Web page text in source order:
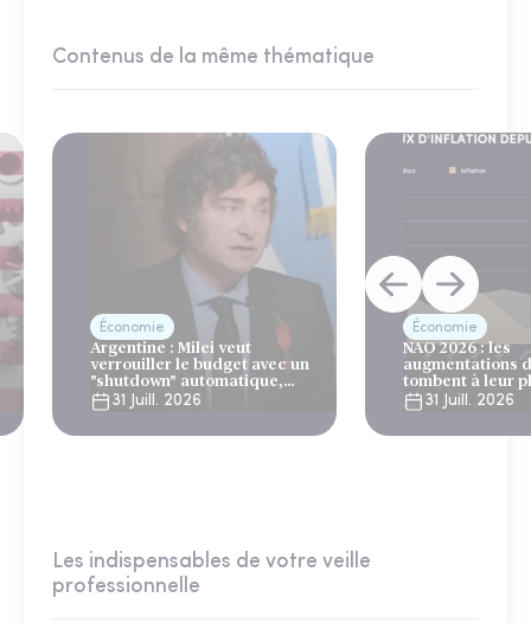
Contenus de la même thématique
Économie
Argentine : Milei veut
verrouiller le budget avec un
"shutdown" automatique,
sous le regard bienveillant
du FMI
31 Juill. 2026
Économie
NAO 2026 : les
augmentations
tombent à leur
niveau depuis 4
31 Juill. 2026
Les indispensables de votre veille
professionnelle